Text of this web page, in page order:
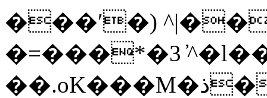
���ʹ�)
�=���*�3
��.oK���M�ذ�Ƴs92��x�)F��/